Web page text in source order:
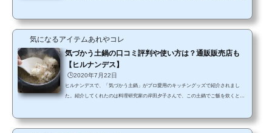
になりますよね。 そこで今回は、この大人気のフライパンの特徴と、実際に購入さ
れた方の口コミ評判から、その評価をいろいろと調べてご紹介します。最後に販売
気になるアイテムあれやコレ
気づかう土鍋の口コミ評判や使い方は？通販販売店も
【ヒルナンデス】
🕒️2020年7月22日
ヒルナンデスで、「気づかう土鍋」がプロ愛用のキッチングッズで紹介されまし
た。紹介してくれたのは料理研究家の岸田夕子さんで、この土鍋でご飯を炊くと、
ことでいろいろと気になるところもでてきますよね。 そこで今回は、プロも愛用す